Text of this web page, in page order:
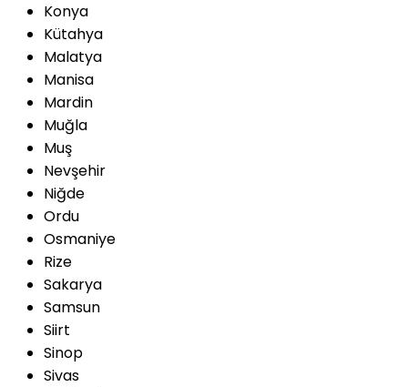
Konya
Kütahya
Malatya
Manisa
Mardin
Muğla
Muş
Nevşehir
Niğde
Ordu
Osmaniye
Rize
Sakarya
Samsun
Siirt
Sinop
Sivas